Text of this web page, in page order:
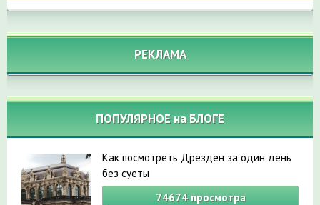
РЕКЛАМА
ПОПУЛЯРНОЕ на БЛОГЕ
Как посмотреть Дрезден за один день
без суеты
74674просмотра